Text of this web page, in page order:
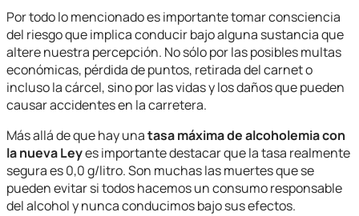
Por todo lo mencionado es importante tomar consciencia
del riesgo que implica conducir bajo alguna sustancia que
altere nuestra percepción. No sólo por las posibles multas
económicas, pérdida de puntos, retirada del carnet o
incluso la cárcel, sino por las vidas y los daños que pueden
causar accidentes en la carretera.
Más allá de que hay unatasa máxima de alcoholemia con
la nueva Leyes importante destacar que la tasa realmente
segura es 0,0 g/litro. Son muchas las muertes que se
pueden evitar si todos hacemos un consumo responsable
del alcohol y nunca conducimos bajo sus efectos.